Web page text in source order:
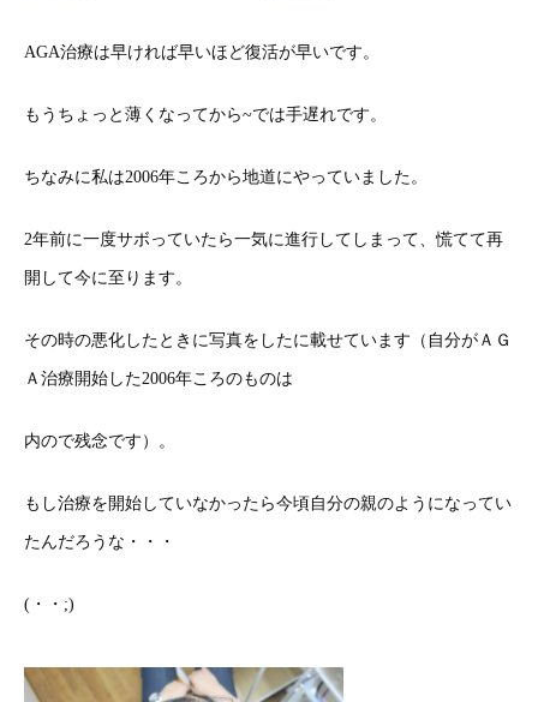
AGA治療は早ければ早いほど復活が早いです。
もうちょっと薄くなってから~では手遅れです。
ちなみに私は2006年ころから地道にやっていました。
2年前に一度サボっていたら一気に進行してしまって、慌てて再
開して今に至ります。
その時の悪化したときに写真をしたに載せています（自分がＡＧ
Ａ治療開始した2006年ころのものは
内ので残念です）。
もし治療を開始していなかったら今頃自分の親のようになってい
たんだろうな・・・
(・・;)